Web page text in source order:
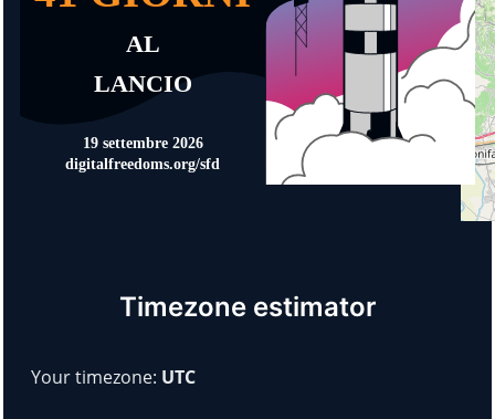
Timezone estimator
Your timezone: UTC